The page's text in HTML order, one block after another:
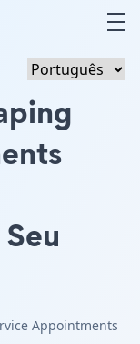
Appointments